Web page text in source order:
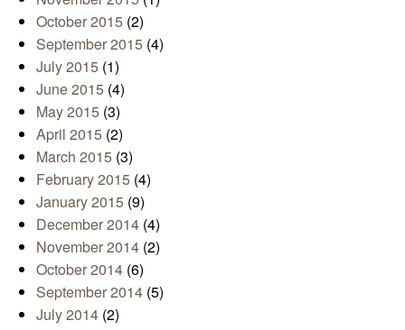
October 2015 (2)
September 2015 (4)
July 2015 (1)
June 2015 (4)
May 2015 (3)
April 2015 (2)
March 2015 (3)
February 2015 (4)
January 2015 (9)
December 2014 (4)
November 2014 (2)
October 2014 (6)
September 2014 (5)
July 2014 (2)